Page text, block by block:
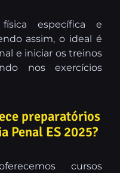
específica e
assim, o ideal é
e iniciar os treinos
nos exercícios
preparatórios
Penal ES 2025?
cursos